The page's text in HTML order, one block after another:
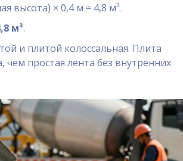
высота) × 0,4 м = 4,8 м³.
м³.
и плитой колоссальная. Плита
простая лента без внутренних